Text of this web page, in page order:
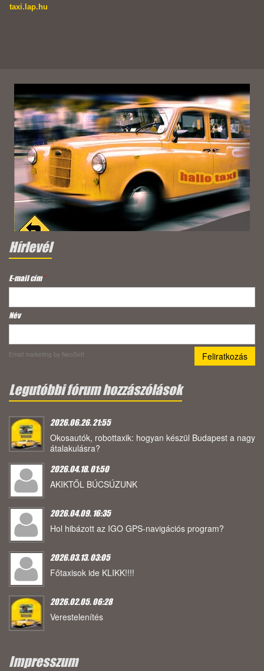
taxi.lap.hu
Hírlevél
E-mail cím*
Név
Email marketing by NeoSoft
Legutóbbi fórum hozzászólások
2026.06.26. 21:55
Okosautók, robottaxik: hogyan készül Budapest a nagy
átalakulásra?
2026.04.18. 01:50
AKIKTŐL BÚCSÚZUNK
2026.04.09. 16:35
Hol hibázott az IGO GPS-navigációs program?
2026.03.13. 03:05
Főtaxisok ide KLIKK!!!!
2026.02.05. 06:28
Verestelenítés
Impresszum